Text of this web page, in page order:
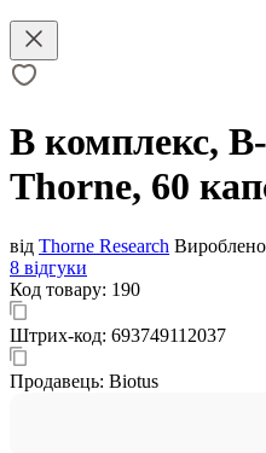
В комплекс,
Thorne, 60
від Thorne Research
8 відгуки
Код товару: 190
Штрих-код: 693749112037
Продавець: Biotus